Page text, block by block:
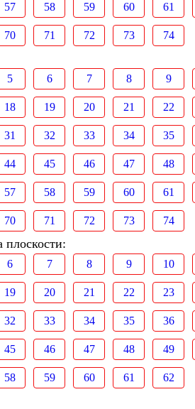
57 58 59 60 61
70 71 72 73 74
5 6 7 8 9
18 19 20 21 22
31 32 33 34 35
44 45 46 47 48
57 58 59 60 61
70 71 72 73 74
плоскости:
6 7 8 9 10
19 20 21 22 23
32 33 34 35 36
45 46 47 48 49
58 59 60 61 62